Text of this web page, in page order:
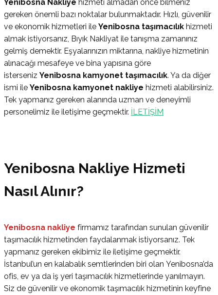
Yenibosna Nakliye hizmeti almadan önce bilmeniz
gereken önemli bazı noktalar bulunmaktadır. Hızlı, güvenilir
ve ekonomik hizmetleri ile Yenibosna taşımacılık hizmeti
almak istiyorsanız, Bıyık Nakliyat ile tanışma zamanınız
gelmiş demektir. Eşyalarınızın miktarına, nakliye hizmetinin
alınacağı mesafeye ve bina yapısına göre
isterseniz Yenibosna kamyonet taşımacılık. Ya da diğer
ismi ile Yenibosna kamyonet nakliye hizmeti alabilirsiniz.
Tek yapmanız gereken alanında uzman ve deneyimli
personelimiz ile iletişime geçmektir. İLETİŞİM
Yenibosna Nakliye Hizmeti
Nasıl Alınır?
Yenibosna nakliye firmamız tarafından sunulan güvenilir
taşımacılık hizmetinden faydalanmak istiyorsanız. Tek
yapmanız gereken ekibimiz ile iletişime geçmektir.
İstanbul’un en kalabalık semtlerinden biri olan Yenibosna’da
ofis, ev ya da iş yeri taşımacılık hizmetlerinde yanılmayın.
Siz de güvenilir ve ekonomik taşımacılık hizmetinin keyfine